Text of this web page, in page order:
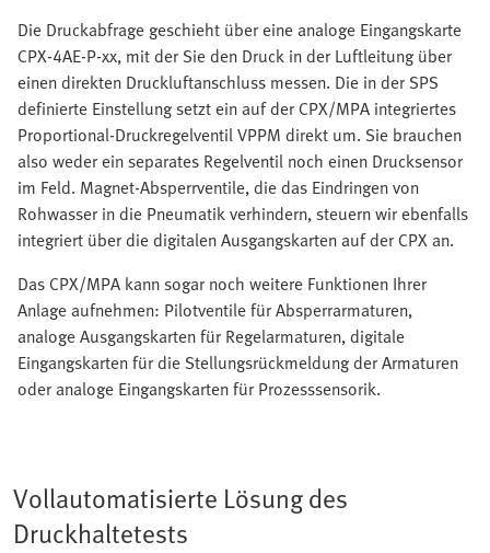
Die Druckabfrage geschieht über eine analoge Eingangskarte
CPX-4AE-P-xx, mit der Sie den Druck in der Luftleitung über
einen direkten Druckluftanschluss messen. Die in der SPS
definierte Einstellung setzt ein auf der CPX/MPA integriertes
Proportional-Druckregelventil VPPM direkt um. Sie brauchen
also weder ein separates Regelventil noch einen Drucksensor
im Feld. Magnet-Absperrventile, die das Eindringen von
Rohwasser in die Pneumatik verhindern, steuern wir ebenfalls
integriert über die digitalen Ausgangskarten auf der CPX an.
Das CPX/MPA kann sogar noch weitere Funktionen Ihrer
Anlage aufnehmen: Pilotventile für Absperrarmaturen,
analoge Ausgangskarten für Regelarmaturen, digitale
Eingangskarten für die Stellungsrückmeldung der Armaturen
oder analoge Eingangskarten für Prozesssensorik.
Vollautomatisierte Lösung des
Druckhaltetests